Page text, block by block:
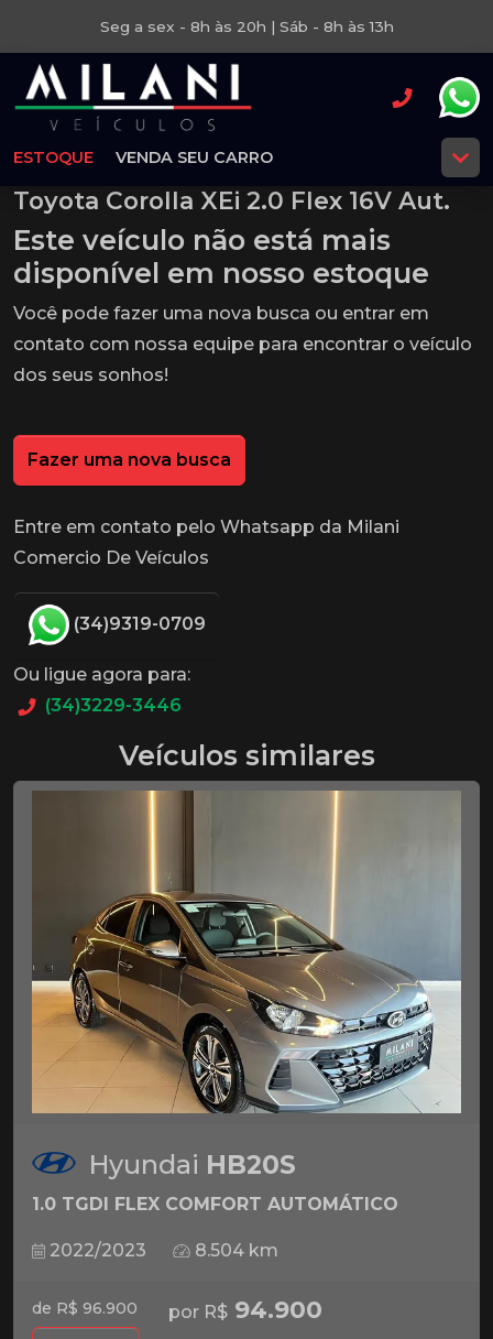
Seg a sex - 8h às 20h | Sáb - 8h às 13h
ESTOQUE VENDA SEU CARRO
Toyota Corolla XEi 2.0 Flex 16V Aut.
Este veículo não está mais
disponível em nosso estoque
Você pode fazer uma nova busca ou entrar em
contato com nossa equipe para encontrar o veículo
dos seus sonhos!
Fazer uma nova busca
Entre em contato pelo Whatsapp da Milani
Comercio De Veículos
(34)9319-0709
Ou ligue agora para:
(34)3229-3446
Veículos similares
Hyundai HB20S
1.0 TGDI FLEX COMFORT AUTOMÁTICO
2022/2023 8.504 km
de R$ 96.900 por R$ 94.900